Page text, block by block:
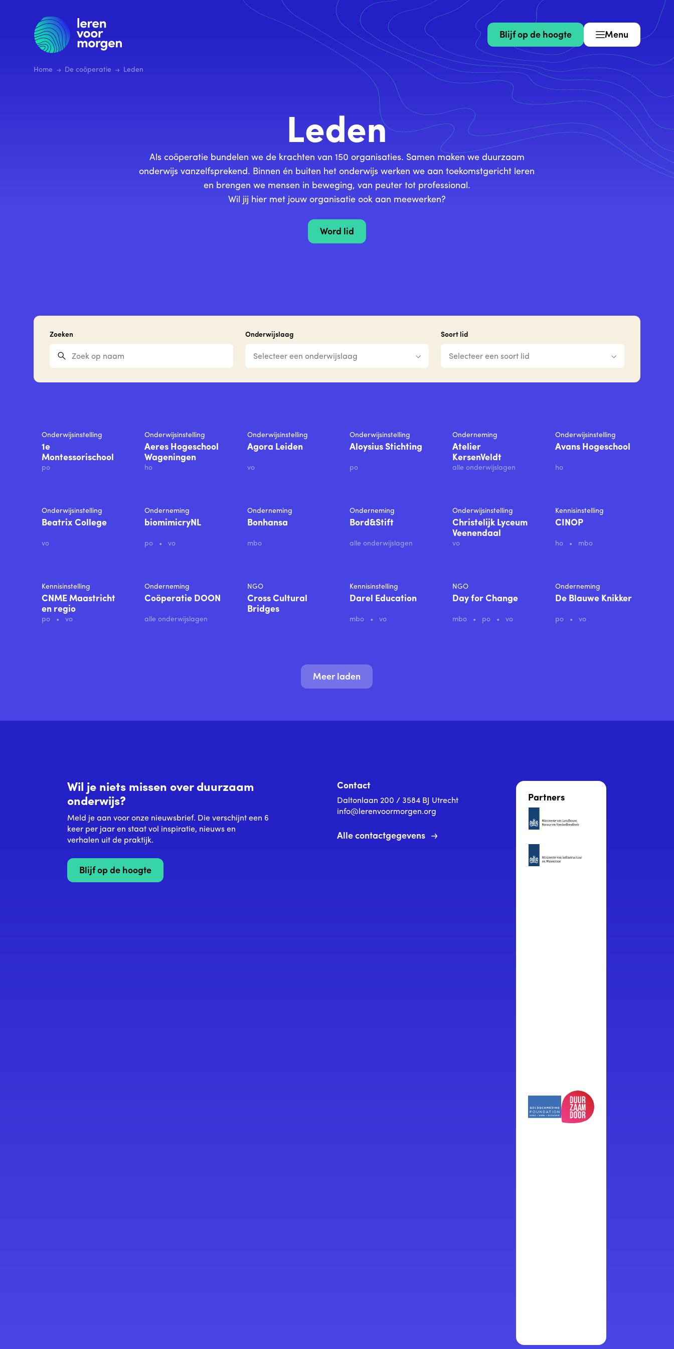
hoofdinhoud
Blijf op de hoogte Menu
Home De coöperatie Leden
Leden
Als coöperatie bundelen we de krachten van 150 organisaties. Samen maken we duurzaam
onderwijs vanzelfsprekend. Binnen én buiten het onderwijs werken we aan toekomstgericht leren
en brengen we mensen in beweging, van peuter tot professional.
Wil jij hier met jouw organisatie ook aan meewerken?
Word lid
Zoeken Onderwijslaag
Selecteer een onderwijslaag
Soort lid
Selecteer een soort lid
Onderwijsinstelling
1e
Montessorischool
po
Onderwijsinstelling
Aeres Hogeschool
Wageningen
ho
Onderwijsinstelling
Agora Leiden
vo
Onderwijsinstelling
Aloysius Stichting
po
Onderneming
Atelier
KersenVeldt
alle onderwijslagen
Onderwijsinstelling
Avans Hogeschool
ho
Onderwijsinstelling
Beatrix College
vo
Onderneming
biomimicryNL
po vo
Onderneming
Bonhansa
mbo
Onderneming
Bord&Stift
alle onderwijslagen
Onderwijsinstelling
Christelijk Lyceum
Veenendaal
vo
Kennisinstelling
CINOP
ho mbo
Kennisinstelling
CNME Maastricht
en regio
po vo
Onderneming
Coöperatie DOON
alle onderwijslagen
NGO
Cross Cultural
Bridges
Kennisinstelling
Darel Education
mbo vo
NGO
Day for Change
mbo po vo
Onderneming
De Blauwe Knikker
po vo
Meer laden
Wil je niets missen over duurzaam
onderwijs?
Meld je aan voor onze nieuwsbrief. Die verschijnt een 6
keer per jaar en staat vol inspiratie, nieuws en
verhalen uit de praktijk.
Blijf op de hoogte
Contact
Daltonlaan 200 / 3584 BJ Utrecht
info@lerenvoormorgen.org
Alle contactgegevens
Partners